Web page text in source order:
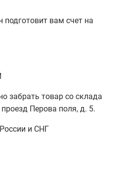
подготовит вам счет на
забрать товар со склада
Перова поля, д. 5.
и СНГ